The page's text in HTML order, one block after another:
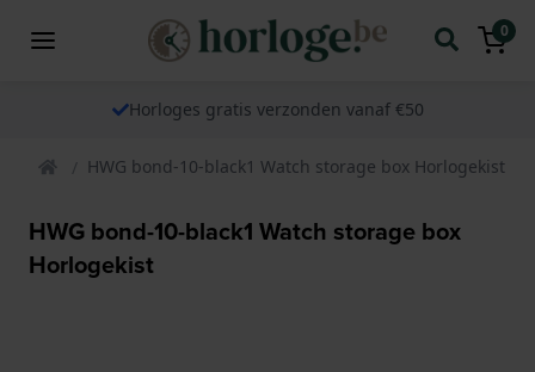
0
Horloges gratis verzonden vanaf €50
HWG bond-10-black1 Watch storage box Horlogekist
HWG bond-10-black1 Watch storage box
Horlogekist